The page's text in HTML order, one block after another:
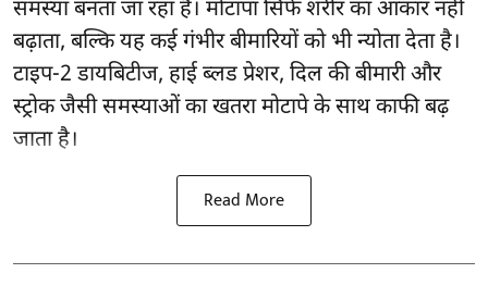
समस्या बनता जा रहा है। मोटापा सिर्फ शरीर का आकार नहीं
बढ़ाता, बल्कि यह कई गंभीर बीमारियों को भी न्योता देता है।
टाइप-2 डायबिटीज, हाई ब्लड प्रेशर, दिल की बीमारी और
स्ट्रोक जैसी समस्याओं का खतरा मोटापे के साथ काफी बढ़
जाता है।
Read More